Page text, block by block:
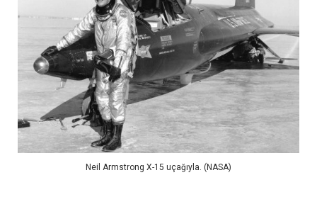
Neil Armstrong X-15 uçağıyla. (NASA)